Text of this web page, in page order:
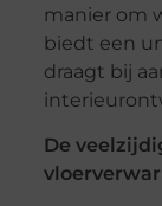
manier om
biedt een
draagt bij
De